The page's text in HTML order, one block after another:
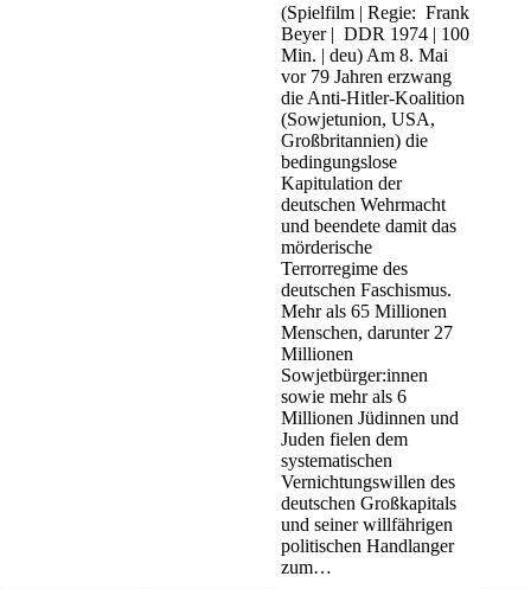
(Spielfilm | Regie: Frank
Beyer | DDR 1974 | 100
Min. | deu) Am 8. Mai
vor 79 Jahren erzwang
die Anti-Hitler-Koalition
(Sowjetunion, USA,
Großbritannien) die
bedingungslose
Kapitulation der
deutschen Wehrmacht
und beendete damit das
mörderische
Terrorregime des
deutschen Faschismus.
Mehr als 65 Millionen
Menschen, darunter 27
Millionen
Sowjetbürger:innen
sowie mehr als 6
Millionen Jüdinnen und
Juden fielen dem
systematischen
Vernichtungswillen des
deutschen Großkapitals
und seiner willfährigen
politischen Handlanger
zum…